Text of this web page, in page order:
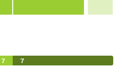
7 7